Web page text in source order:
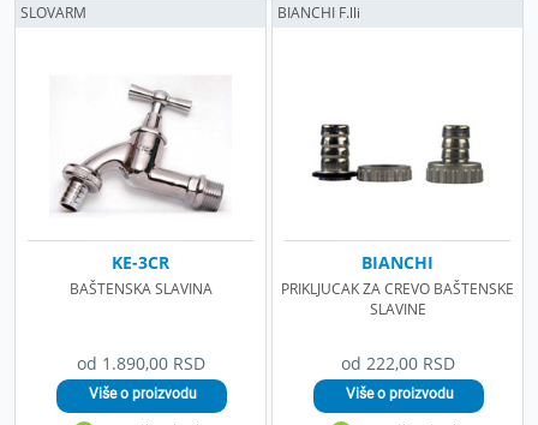
od 1.890,00 RSD
KE-3CR
BAŠTENSKA SLAVINA
SLOVARM
od 222,00 RSD
BIANCHI
PRIKLJUCAK ZA CREVO BAŠTENSKE
SLAVINE
BIANCHI F.lli